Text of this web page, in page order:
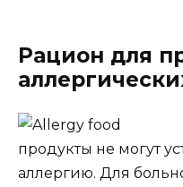
Рацион для
продукты не могут
аллергию. Для